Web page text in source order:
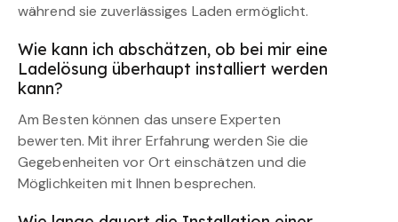
während sie zuverlässiges Laden ermöglicht.
Wie kann ich abschätzen, ob bei mir eine
Ladelösung überhaupt installiert werden
kann?
Am Besten können das unsere Experten
bewerten. Mit ihrer Erfahrung werden Sie die
Gegebenheiten vor Ort einschätzen und die
Möglichkeiten mit Ihnen besprechen.